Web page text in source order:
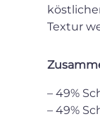
Textur
– 49%
– 49%